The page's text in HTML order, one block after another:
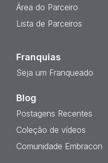
Área do Parceiro
Lista de Parceiros
Franquias
Seja um Franqueado
Blog
Postagens Recentes
Coleção de vídeos
Comunidade Embracon